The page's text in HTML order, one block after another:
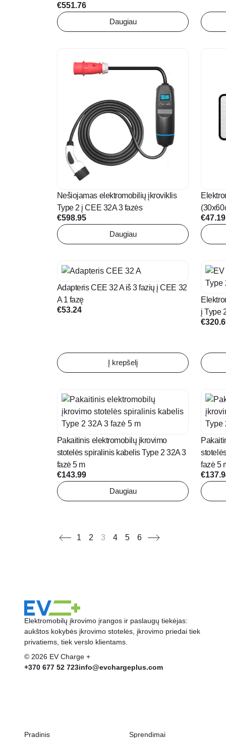
€551.76
Daugiau
Nešiojamas elektromobilių įkroviklis
Type 2 į CEE 32A 3 fazės
€598.95
Daugiau
€47.19
Adapteris CEE 32 A iš 3 fazių į CEE 32
A 1 fazę
€53.24
Į krepšelį
į Type
€
Pakaitinis elektromobilų įkrovimo
stotelės spiralinis kabelis Type 2 32A 3
fazė 5 m
€143.99
Daugiau
fazė 5
€
1 2 3 4 5 6
Elektromobilų įkrovimo įrangos ir paslaugų tiekėjas:
aukštos kokybės įkrovimo stotelės, įkrovimo priedai tiek
privatiems, tiek verslo klientams.
© 2026 EV Charge +
+370 677 52 723info@evchargeplus.com
Pradinis Sprendimai